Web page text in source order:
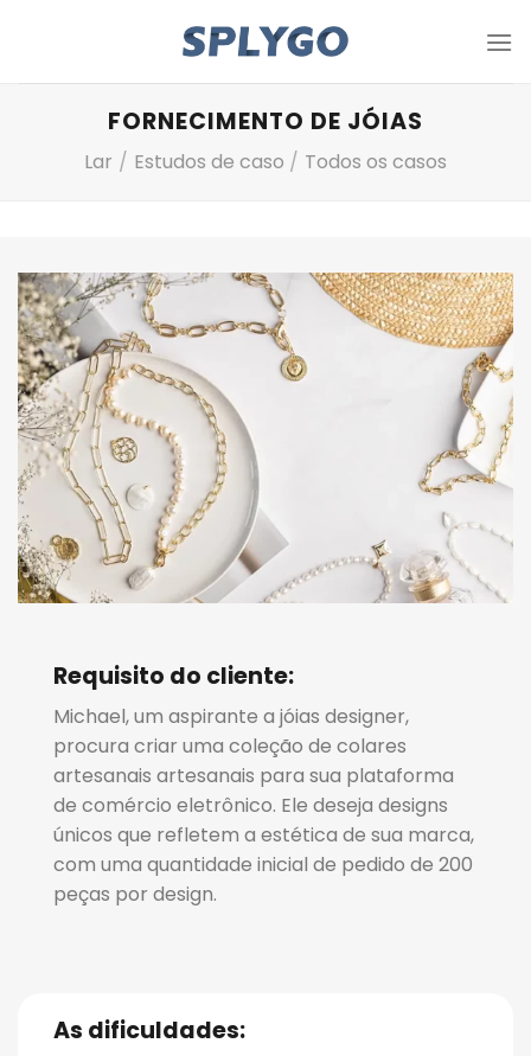
FORNECIMENTO DE JÓIAS
Lar / Estudos de caso / Todos os casos
Requisito do cliente:
Michael, um aspirante a jóias designer,
procura criar uma coleção de colares
artesanais artesanais para sua plataforma
de comércio eletrônico. Ele deseja designs
únicos que refletem a estética de sua marca,
com uma quantidade inicial de pedido de 200
peças por design.
As dificuldades: